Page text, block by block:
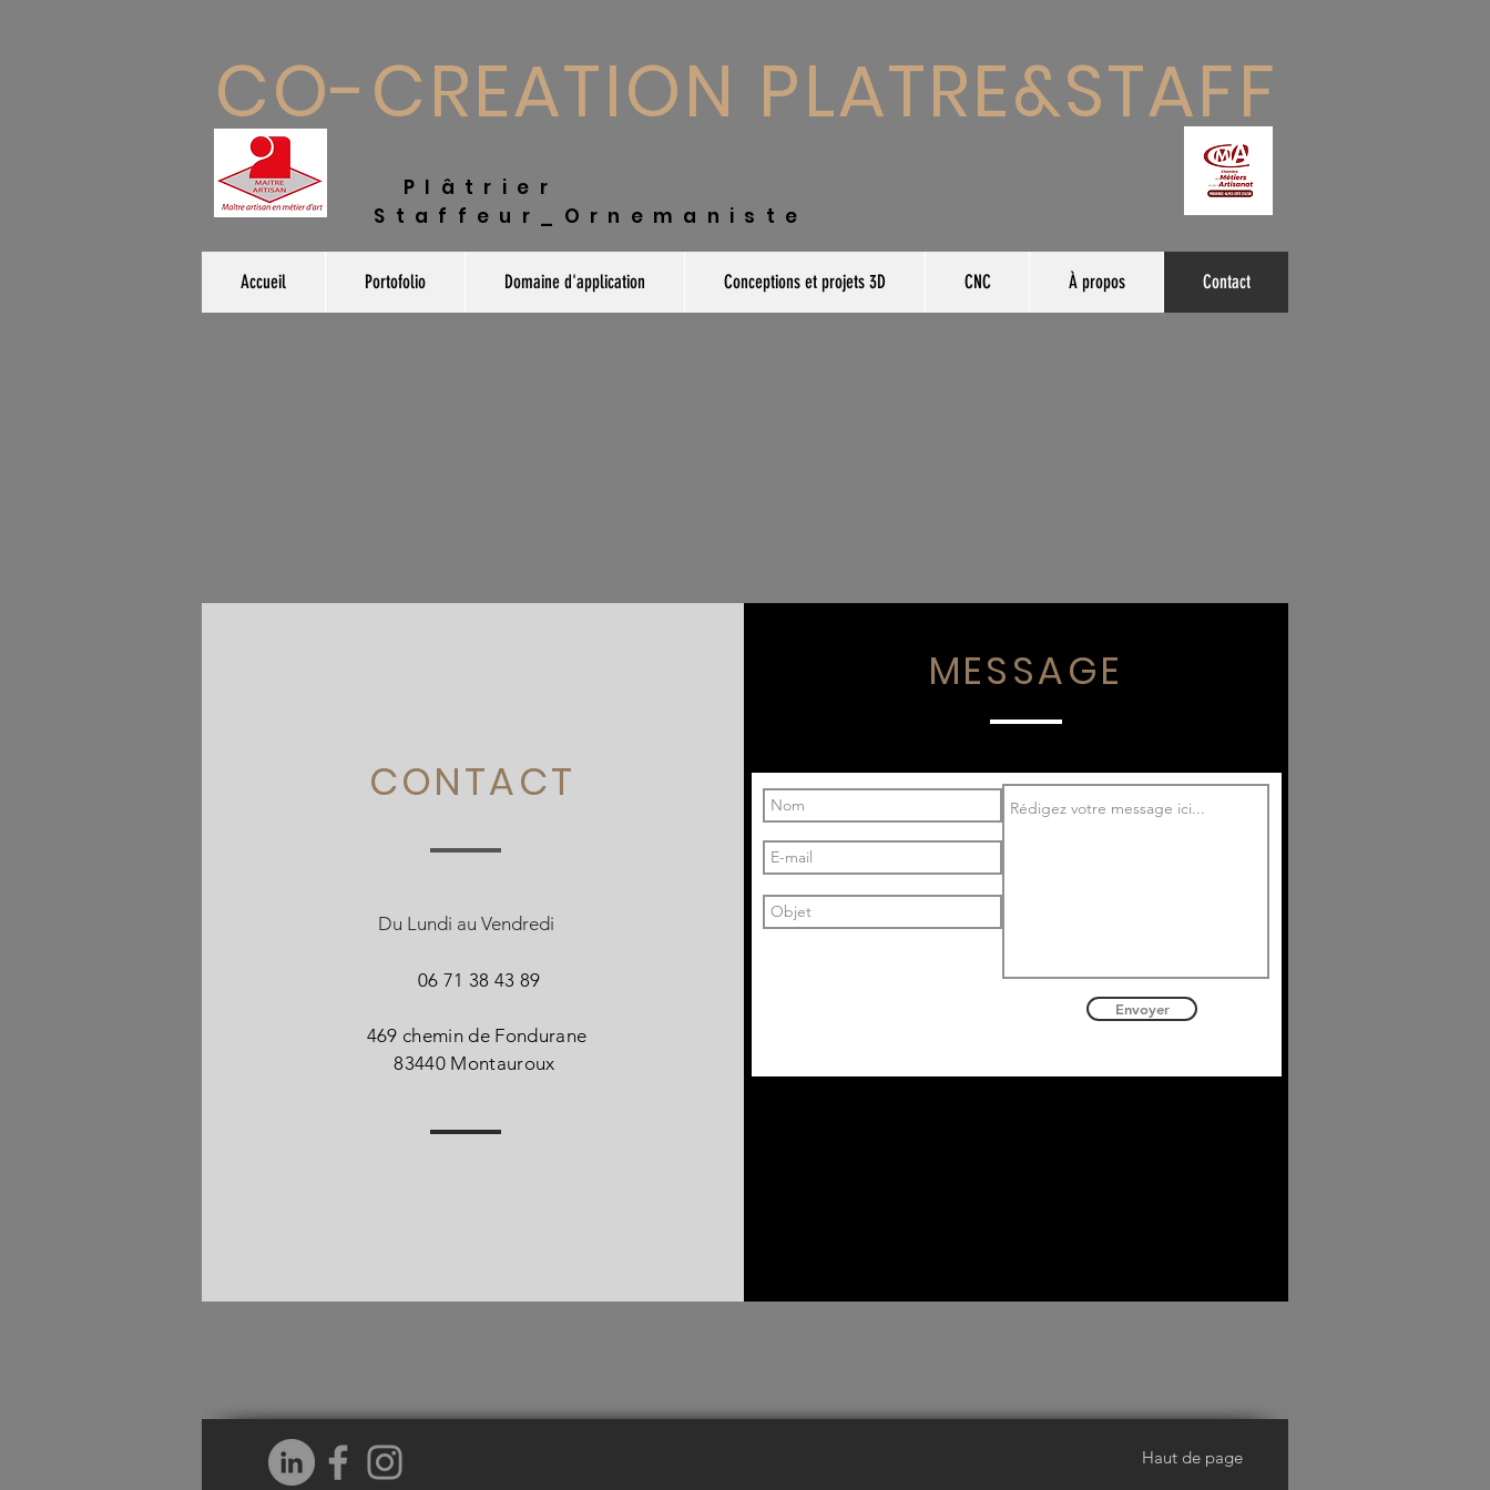
CO-CREATION PLATRE&STAFF
Plâtrier
Staffeur_Ornemaniste
Accueil Portofolio Domaine d'application Conceptions et projets 3D CNC À propos Contact
CONTACT
06 71 38 43 89
469 chemin de Fondurane
83440 Montauroux
Du Lundi au Vendredi
MESSAGE
Envoyer
Haut de page